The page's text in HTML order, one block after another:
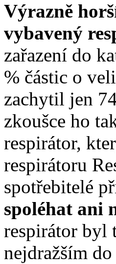
Výrazně
vybavený
zařazení do
% částic o
zachytil jen
zkoušce ho
respirátor,
respirátoru
spotřebitelé
spoléhat ani
respirátor byl
nejdražším